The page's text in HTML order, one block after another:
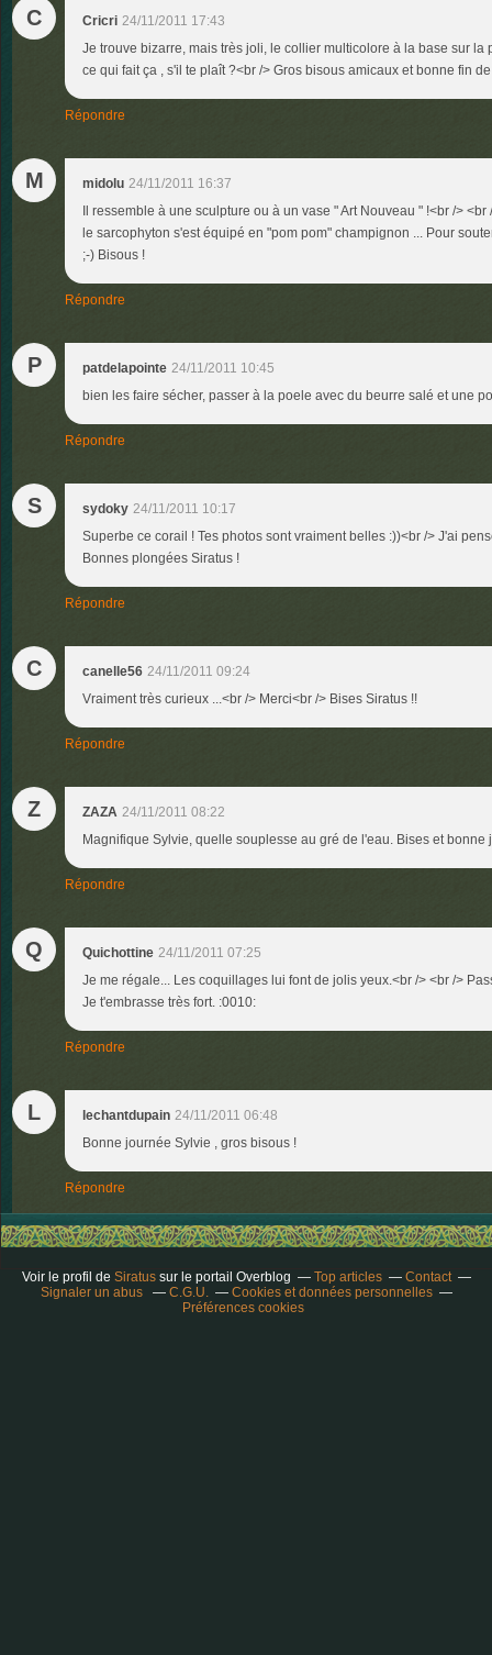
C Cricri 24/11/2011 17:43
Je trouve bizarre, mais très joli, le collier multicolore à la base sur la
ce qui fait ça , s'il te plaît ?<br /> Gros bisous amicaux et bonne fin
Répondre
M midolu 24/11/2011 16:37
Il ressemble à une sculpture ou à un vase " Art Nouveau " !<br />
le sarcophyton s'est équipé en "pom pom" champignon ... Pour
;-) Bisous !
Répondre
P patdelapointe 24/11/2011 10:45
bien les faire sécher, passer à la poele avec du beurre salé et une
Répondre
S sydoky 24/11/2011 10:17
Superbe ce corail ! Tes photos sont vraiment belles :))<br /> J'ai
Bonnes plongées Siratus !
Répondre
C canelle56 24/11/2011 09:24
Vraiment très curieux ...<br /> Merci<br /> Bises Siratus !!
Répondre
Z ZAZA 24/11/2011 08:22
Magnifique Sylvie, quelle souplesse au gré de l'eau. Bises et bonne
Répondre
Q Quichottine 24/11/2011 07:25
Je me régale... Les coquillages lui font de jolis yeux.<br /> <br />
Je t'embrasse très fort. :0010:
Répondre
L lechantdupain 24/11/2011 06:48
Bonne journée Sylvie , gros bisous !
Répondre
Voir le profil de Siratussur le portail Overblog Top articles
Contact
Signaler un abus
C.G.U.
Cookies et données personnelles
Préférences cookies